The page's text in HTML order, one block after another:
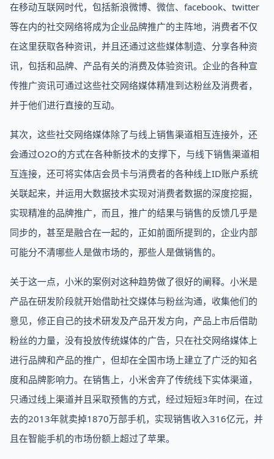
在移动互联网时代，包括新浪微博、微信、facebook、twitter
等在内的社交网络将成为企业品牌推广的主阵地，消费者不仅
在这里获取各种资讯，并且还通过这些媒体制造、分享各种资
讯，包括和品牌、产品有关的消费及体验资讯。企业的各种宣
传推广资讯可通过这些社交网络媒体精准到达粉丝及消费者，
并于他们进行直接的互动。
其次，这些社交网络媒体除了与线上销售渠道相互连接外，还
会通过O2O的方式在各种新技术的支撑下，与线下销售渠道相
互连接，还可将实体店会员卡与消费者的各种线上ID账户系统
关联起来，并运用大数据技术实现对消费者数据的深度挖掘，
实现精准的品牌推广，而且，推广的结果与销售的反馈几乎是
同步的，甚至是融合在一起的，正如前面所提到的，企业内部
可能分不清哪些人是做市场的，那些人是做销售的。
关于这一点，小米的案例对这种趋势做了很好的阐释。小米是
产品在研发阶段就开始借助社交媒体与粉丝沟通，收集他们的
意见，修正自己的技术研发及产品开发方向，产品上市后借助
粉丝的力量，没有投放传统媒体的广告，只在社交网络媒体上
进行品牌和产品的推广，但却在全国市场上建立了广泛的知名
度和品牌影响力。在销售上，小米舍弃了传统线下实体渠道，
只通过线上渠道并且采取预售的方式，经过短短3年时间，在过
去的2013年就卖掉1870万部手机，实现销售收入316亿元，并
且在智能手机的市场份额上超过了苹果。